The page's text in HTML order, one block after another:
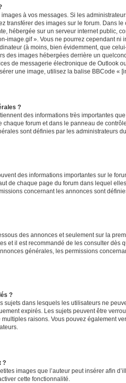
à vos messages. Si les
transférer des images sur le forum. Dans
hébergée sur un serveur internet public,
image.gif ». Vous ne pourrez cependant ni
(à moins, bien évidemment, que
des images hébergées derrière un
de messagerie électronique de Outlook
une image, utilisez la balise BBCode «
?
des informations très importantes
chaque forum et dans le panneau de
sont définies par les administrateurs
des informations importantes sur le
de chaque page du forum dans lequel
concernant les annonces sont
des annonces et seulement sur la
et il est recommandé de les consulter dès
générales, les permissions
?
sujets dans lesquels les utilisateurs ne
expirés. Les sujets peuvent être
raisons. Vous pouvez également
?
images que l’auteur peut insérer afin
cette fonctionnalité.